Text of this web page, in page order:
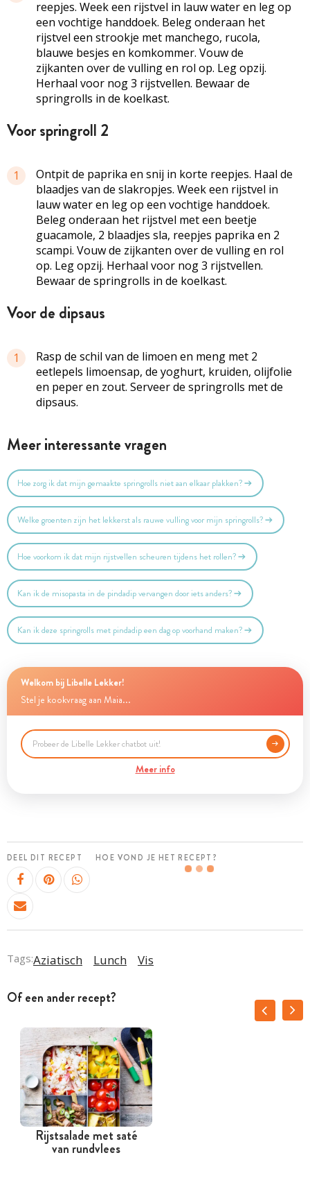
reepjes. Week een rijstvel in lauw water en leg op
een vochtige handdoek. Beleg onderaan het
rijstvel een strookje met manchego, rucola,
blauwe besjes en komkommer. Vouw de
zijkanten over de vulling en rol op. Leg opzij.
Herhaal voor nog 3 rijstvellen. Bewaar de
springrolls in de koelkast.
voor springroll 2
1
Ontpit de paprika en snij in korte reepjes. Haal de
blaadjes van de slakropjes. Week een rijstvel in
lauw water en leg op een vochtige handdoek.
Beleg onderaan het rijstvel met een beetje
guacamole, 2 blaadjes sla, reepjes paprika en 2
scampi. Vouw de zijkanten over de vulling en rol
op. Leg opzij. Herhaal voor nog 3 rijstvellen.
Bewaar de springrolls in de koelkast.
voor de dipsaus
1
Rasp de schil van de limoen en meng met 2
eetlepels limoensap, de yoghurt, kruiden, olijfolie
en peper en zout. Serveer de springrolls met de
dipsaus.
Meer interessante vragen
Hoe zorg ik dat mijn gemaakte springrolls niet aan elkaar plakken?
Welke groenten zijn het lekkerst als rauwe vulling voor mijn springrolls?
Hoe voorkom ik dat mijn rijstvellen scheuren tijdens het rollen?
Kan ik de misopasta in de pindadip vervangen door iets anders?
Kan ik deze springrolls met pindadip een dag op voorhand maken?
Welkom bij Libelle Lekker!
Stel je kookvraag aan Maia...
Meer info
DEEL DIT RECEPT HOE VOND JE HET RECEPT?
Tags:Aziatisch Lunch Vis
Of een ander recept?
Rijstsalade met saté
van rundvlees